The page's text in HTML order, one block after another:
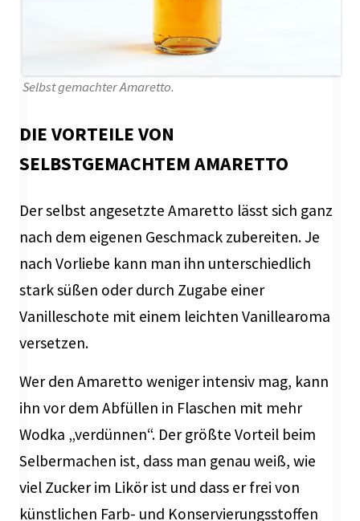
Selbst gemachter Amaretto.
DIE VORTEILE VON
SELBSTGEMACHTEM AMARETTO
Der selbst angesetzte Amaretto lässt sich ganz
nach dem eigenen Geschmack zubereiten. Je
nach Vorliebe kann man ihn unterschiedlich
stark süßen oder durch Zugabe einer
Vanilleschote mit einem leichten Vanillearoma
versetzen.
Wer den Amaretto weniger intensiv mag, kann
ihn vor dem Abfüllen in Flaschen mit mehr
Wodka „verdünnen“. Der größte Vorteil beim
Selbermachen ist, dass man genau weiß, wie
viel Zucker im Likör ist und dass er frei von
künstlichen Farb- und Konservierungsstoffen